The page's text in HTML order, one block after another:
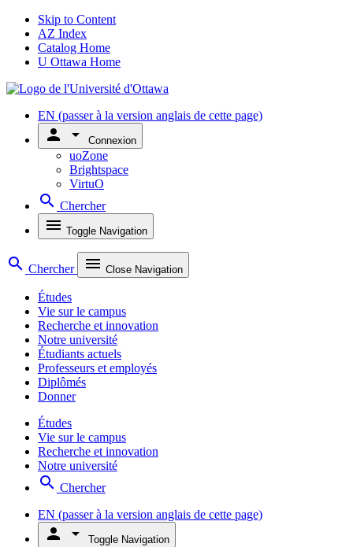
Skip to Content
AZ Index
Catalog Home
U Ottawa Home
EN (passer à la version anglais de cette page)
person arrow_drop_down Connexion
uoZone
Brightspace
VirtuO
search Chercher
menu Toggle Navigation
search Chercher menu Close Navigation
Études
Vie sur le campus
Recherche et innovation
Notre université
Étudiants actuels
Professeurs et employés
Diplômés
Donner
Études
Vie sur le campus
Recherche et innovation
Notre université
search Chercher
EN (passer à la version anglais de cette page)
person arrow_drop_down Toggle Navigation